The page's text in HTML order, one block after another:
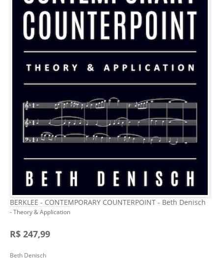
BERKLEE - CONTEMPORARY COUNTERPOINT - Beth Denisch
- Theory & Application
R$ 247,99
Beth Denisch